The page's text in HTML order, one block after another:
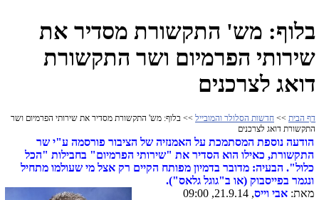
בלוף: מש' התקשורת מסדיר את
שירותי הפרמיום ושר התקשורת
דואג לצרכנים
דף הבית >> חדשות הסלולר והמובייל >> בלוף: מש' התקשורת מסדיר את שירותי הפרמיום ושר
התקשורת דואג לצרכנים
הודעה נוספת המסתמכת על האמנזיה של הציבור פורסמה ע"י שר
התקשורת, כאילו הוא הסדיר את "שירותי הפרמיום" בחבילות "הכל
כלול". הבעיה: מדובר בדמיון מפותח הקיים רק אצל מי שעולמו מתחיל
ונגמר בפייסבוק (או ב"גוגל גלאס").
מאת: אבי וייס, 21.9.14, 09:00